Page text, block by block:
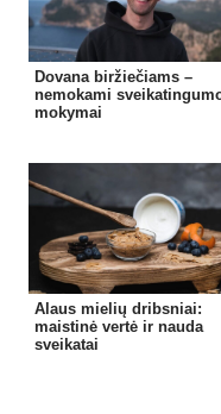
Dovana biržiečiams –
nemokami
mokymai
Alaus mielių dribsniai:
maistinė vertė ir nauda
sveikatai